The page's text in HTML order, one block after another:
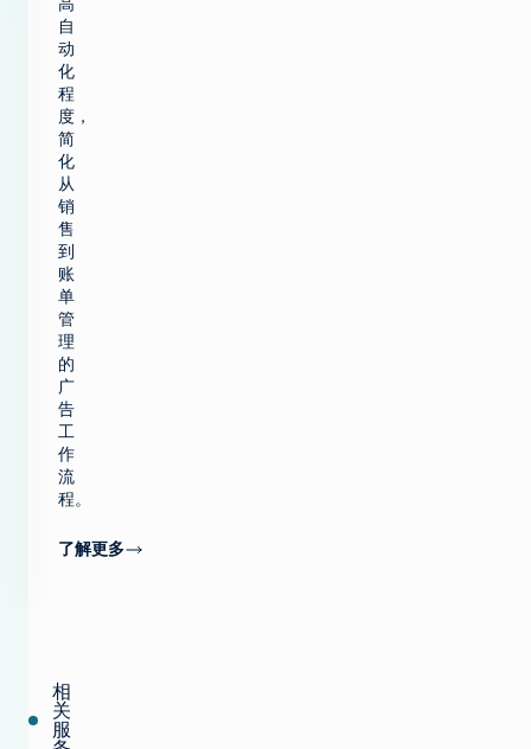
自
动
化
程
度，
简
化
从
销
售
到
账
单
管
理
的
广
告
工
作
流
程。
了解更多
相
关
服